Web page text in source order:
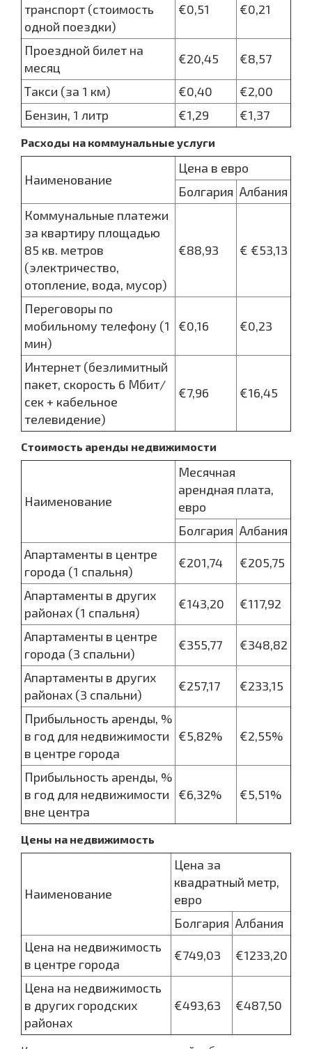
транспорт (стоимость
одной поездки)
€0,51 €0,21
Проездной билет на
месяц
€20,45 €8,57
Такси (за 1 км) €0,40
€2,00
Бензин, 1 литр
€1,29 €1,37
Расходы на коммунальные услуги
Наименование
Цена в евро
Болгария Албания
Коммунальные платежи
за квартиру площадью
85 кв. метров
(электричество,
отопление, вода, мусор)
€88,93 € €53,13
Переговоры по
мобильному телефону (1
мин)
€0,16 €0,23
Интернет (безлимитный
пакет, скорость 6 Мбит/
сек + кабельное
телевидение)
€7,96 €16,45
Стоимость аренды недвижимости
Наименование
Месячная
арендная плата,
евро
Болгария Албания
Апартаменты в центре
города (1 спальня)
€201,74 €205,75
Апартаменты в других
районах (1 спальня)
€143,20 €117,92
Апартаменты в центре
города (3 спальни)
€355,77 €348,82
Апартаменты в других
районах (3 спальни)
€257,17 €233,15
Прибыльность аренды, %
в год для недвижимости
в центре города
€5,82% €2,55%
Прибыльность аренды, %
в год для недвижимости
вне центра
€6,32% €5,51%
Цены на недвижимость
Наименование
Цена за
квадратный метр,
евро
Болгария Албания
Цена на недвижимость
в центре города
€749,03 €1233,20
Цена на недвижимость
в других городских
районах
€493,63 €487,50